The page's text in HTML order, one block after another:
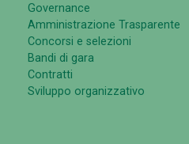
Governance
Amministrazione Trasparente
Concorsi e selezioni
Bandi di gara
Contratti
Sviluppo organizzativo